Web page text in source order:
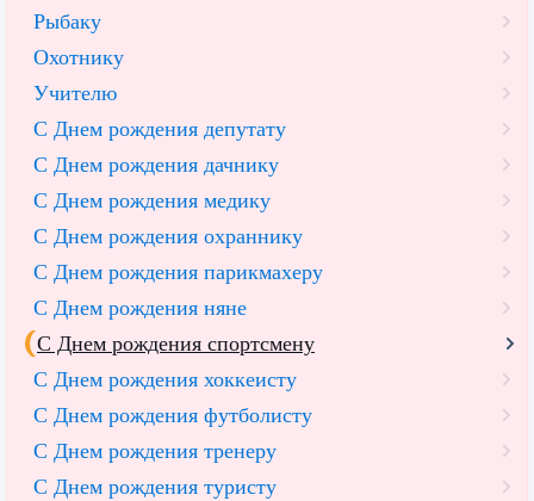
Рыбаку
Охотнику
Учителю
С Днем рождения депутату
С Днем рождения дачнику
С Днем рождения медику
С Днем рождения охраннику
С Днем рождения парикмахеру
С Днем рождения няне
С Днем рождения спортсмену
С Днем рождения хоккеисту
С Днем рождения футболисту
С Днем рождения тренеру
С Днем рождения туристу